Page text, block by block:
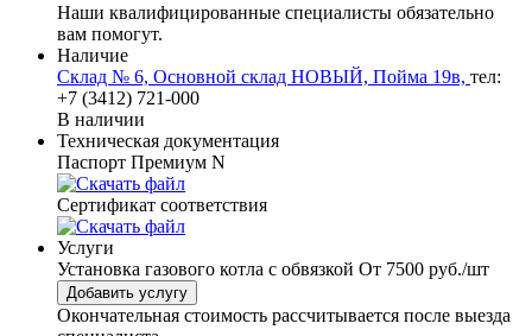
Наши квалифицированные специалисты обязательно
вам помогут.
Наличие
Склад № 6, Основной склад НОВЫЙ, Пойма 19в, тел:
+7 (3412) 721-000
В наличии
Техническая документация
Паспорт Премиум N
Сертификат соответствия
Услуги
Установка газового котла с обвязкой От 7500 руб./шт
Добавить услугу
Окончательная стоимость рассчитывается после выезда